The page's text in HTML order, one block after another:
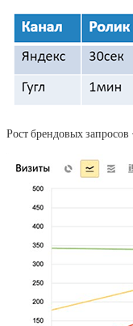
Рост брендовых запросов